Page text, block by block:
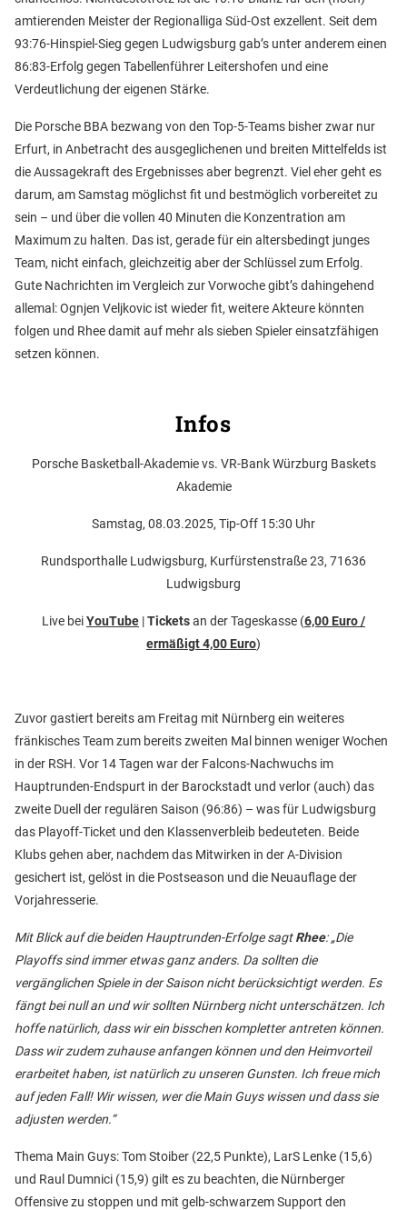
amtierenden Meister der Regionalliga Süd-Ost exzellent. Seit dem
93:76-Hinspiel-Sieg gegen Ludwigsburg gab’s unter anderem einen
86:83-Erfolg gegen Tabellenführer Leitershofen und eine
Verdeutlichung der eigenen Stärke.
Die Porsche BBA bezwang von den Top-5-Teams bisher zwar nur
Erfurt, in Anbetracht des ausgeglichenen und breiten Mittelfelds ist
die Aussagekraft des Ergebnisses aber begrenzt. Viel eher geht es
darum, am Samstag möglichst fit und bestmöglich vorbereitet zu
sein – und über die vollen 40 Minuten die Konzentration am
Maximum zu halten. Das ist, gerade für ein altersbedingt junges
Team, nicht einfach, gleichzeitig aber der Schlüssel zum Erfolg.
Gute Nachrichten im Vergleich zur Vorwoche gibt’s dahingehend
allemal: Ognjen Veljkovic ist wieder fit, weitere Akteure könnten
folgen und Rhee damit auf mehr als sieben Spieler einsatzfähigen
setzen können.
Infos
Porsche Basketball-Akademie vs. VR-Bank Würzburg Baskets
Akademie
Samstag, 08.03.2025, Tip-Off 15:30 Uhr
Rundsporthalle Ludwigsburg, Kurfürstenstraße 23, 71636
Ludwigsburg
Live beiYouTube |Ticketsan der Tageskasse (6,00 Euro /
ermäßigt 4,00 Euro)
Zuvor gastiert bereits am Freitag mit Nürnberg ein weiteres
fränkisches Team zum bereits zweiten Mal binnen weniger Wochen
in der RSH. Vor 14 Tagen war der Falcons-Nachwuchs im
Hauptrunden-Endspurt in der Barockstadt und verlor (auch) das
zweite Duell der regulären Saison (96:86) – was für Ludwigsburg
das Playoff-Ticket und den Klassenverbleib bedeuteten. Beide
Klubs gehen aber, nachdem das Mitwirken in der A-Division
gesichert ist, gelöst in die Postseason und die Neuauflage der
Vorjahresserie.
Mit Blick auf die beiden Hauptrunden-Erfolge sagtRhee: „Die
Playoffs sind immer etwas ganz anders. Da sollten die
vergänglichen Spiele in der Saison nicht berücksichtigt werden. Es
fängt bei null an und wir sollten Nürnberg nicht unterschätzen. Ich
hoffe natürlich, dass wir ein bisschen kompletter antreten können.
Dass wir zudem zuhause anfangen können und den Heimvorteil
erarbeitet haben, ist natürlich zu unseren Gunsten. Ich freue mich
auf jeden Fall! Wir wissen, wer die Main Guys wissen und dass sie
adjusten werden.“
Thema Main Guys: Tom Stoiber (22,5 Punkte), LarS Lenke (15,6)
und Raul Dumnici (15,9) gilt es zu beachten, die Nürnberger
Offensive zu stoppen und mit gelb-schwarzem Support den